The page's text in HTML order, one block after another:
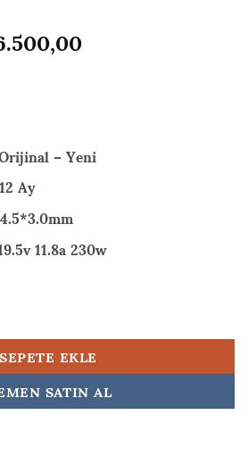
Şuandaki
– Yeni
Ay
11.8a 230w
(9J207EA) 230w Orijinal Laptop
SEPETE EKLE
SATIN AL